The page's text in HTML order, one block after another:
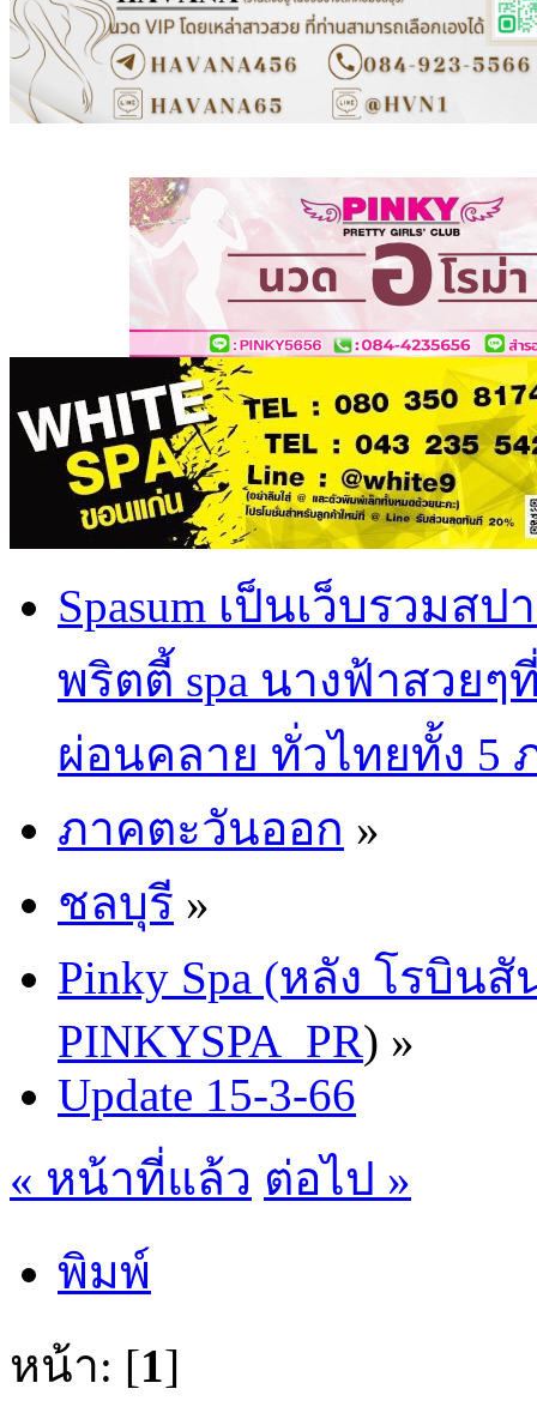
Spasum เป็นเว็บรวม
พริตตี้ spa นางฟ้าสวย
ผ่อนคลาย ทั่วไทยทั้ง 5
ภาคตะวันออก »
ชลบุรี »
Pinky Spa (หลัง โรบิน
PINKYSPA_PR) »
Update 15-3-66
« หน้าที่แล้ว ต่อไป »
พิมพ์
หน้า: [1]